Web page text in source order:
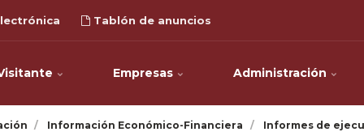
Tablón de anuncios
Empresas Administración
Información Económico-Financiera Informes de